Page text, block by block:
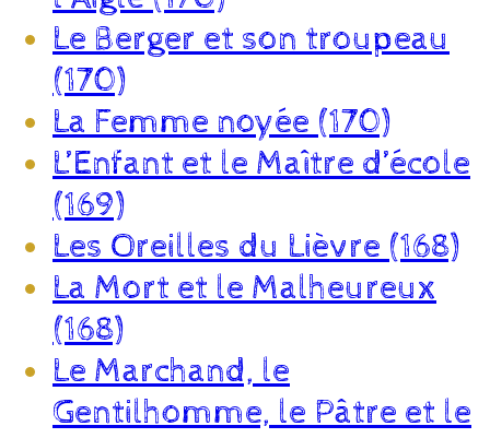
Le Berger et son troupeau
(170)
La Femme noyée (170)
L’Enfant et le Maître d’école
(169)
Les Oreilles du Lièvre (168)
La Mort et le Malheureux
(168)
Le Marchand, le
Gentilhomme, le Pâtre et le